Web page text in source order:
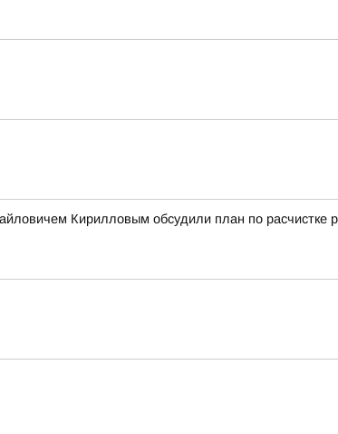
Кирилловым обсудили план по расчистке